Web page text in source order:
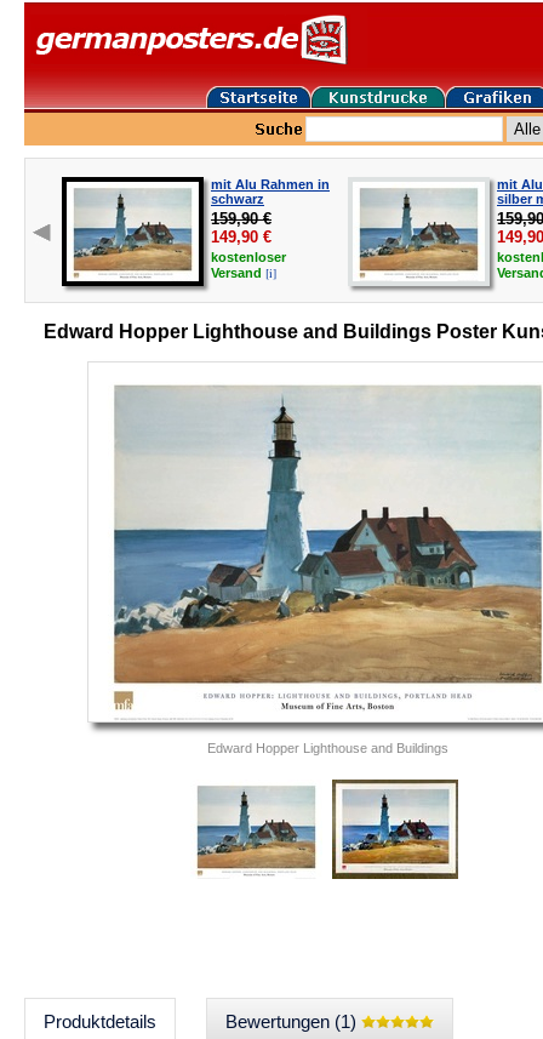
mit Alu Rahmen in
schwarz
159,90 €
149,90 €
kostenloser
Versand [i]
mit
silber
149,90
Edward Hopper Lighthouse and Buildings Poster
Edward Hopper Lighthouse and Buildings
Produktdetails Bewertungen (1)